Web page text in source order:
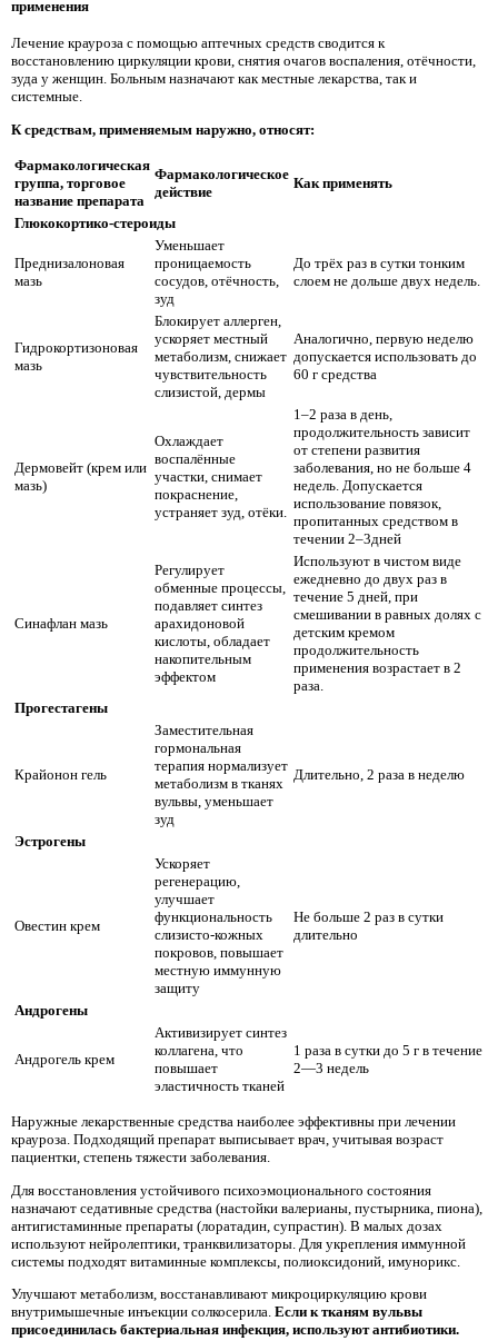
применения
Лечение крауроза с помощью аптечных средств сводится к
восстановлению циркуляции крови, снятия очагов воспаления, отёчности,
зуда у женщин. Больным назначают как местные лекарства, так и
системные.
К средствам, применяемым наружно, относят:
Фармакологическая
группа, торговое
название препарата
Фармакологическое
действие
Как применять
Глюкокортико-стероиды
Преднизалоновая
мазь
Уменьшает
проницаемость
сосудов, отёчность,
зуд
До трёх раз в сутки тонким
слоем не дольше двух недель.
Гидрокортизоновая
мазь
Блокирует аллерген,
ускоряет местный
метаболизм, снижает
чувствительность
слизистой, дермы
Аналогично, первую неделю
допускается использовать до
60 г средства
Дермовейт (крем или
мазь)
Охлаждает
воспалённые
участки, снимает
покраснение,
устраняет зуд, отёки.
1–2 раза в день,
продолжительность зависит
от степени развития
заболевания, но не больше 4
недель. Допускается
использование повязок,
пропитанных средством в
течении 2–3дней
Синафлан мазь
Регулирует
обменные процессы,
подавляет синтез
арахидоновой
кислоты, обладает
накопительным
эффектом
Используют в чистом виде
ежедневно до двух раз в
течение 5 дней, при
смешивании в равных долях с
детским кремом
продолжительность
применения возрастает в 2
раза.
Прогестагены
Крайонон гель
Заместительная
гормональная
терапия нормализует
метаболизм в тканях
вульвы, уменьшает
зуд
Длительно, 2 раза в неделю
Эстрогены
Овестин крем
Ускоряет
регенерацию,
улучшает
функциональность
слизисто-кожных
покровов, повышает
местную иммунную
защиту
Не больше 2 раз в сутки
длительно
Андрогены
Андрогель крем
Активизирует синтез
коллагена, что
повышает
эластичность тканей
1 раза в сутки до 5 г в течение
2—3 недель
Наружные лекарственные средства наиболее эффективны при лечении
крауроза. Подходящий препарат выписывает врач, учитывая возраст
пациентки, степень тяжести заболевания.
Для восстановления устойчивого психоэмоционального состояния
назначают седативные средства (настойки валерианы, пустырника, пиона),
антигистаминные препараты (лоратадин, супрастин). В малых дозах
используют нейролептики, транквилизаторы. Для укрепления иммунной
системы подходят витаминные комплексы, полиоксидоний, имунорикс.
Улучшают метаболизм, восстанавливают микроциркуляцию крови
внутримышечные инъекции солкосерила. Если к тканям вульвы
присоединилась бактериальная инфекция, используют антибиотики.